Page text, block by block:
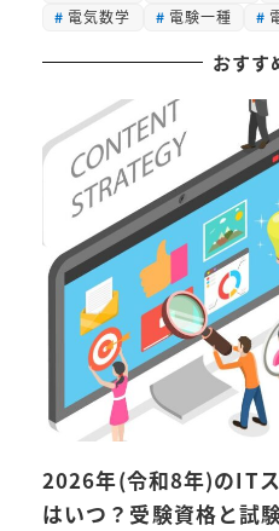
電気数学 電験一種
おすす
2026年(令和8年)のIT
はいつ？受験資格と試